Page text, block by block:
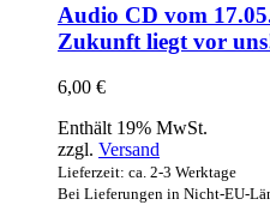
Audio CD vom
Zukunft liegt vor
6,00 €
Enthält 19% MwSt.
zzgl. Versand
Lieferzeit: ca. 2-3 Werktage
Bei Lieferungen in Nicht-EU-